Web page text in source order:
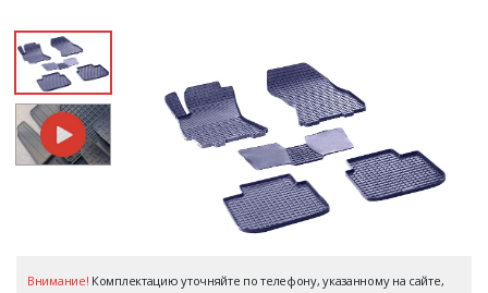
Внимание! Комплектацию уточняйте по телефону, указанному на сайте,